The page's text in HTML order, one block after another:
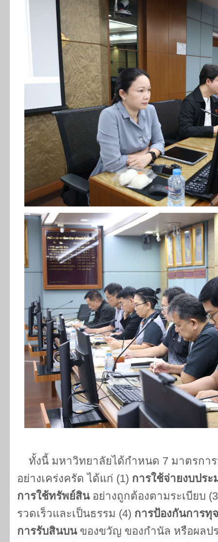
ทั้งนี้ มหาวิทยาลัยได้กำหนด 7 มาตรกา
อย่างเคร่งครัด ได้แก่ (1) การใช้จ่ายงบปร
การใช้ทรัพย์สินอย่างถูกต้องตามระเบียบ
รวดเร็วและเป็นธรรม (4) การป้องกันการทุ
การรับสินบนของขวัญ ของกำนัล หรือผลป